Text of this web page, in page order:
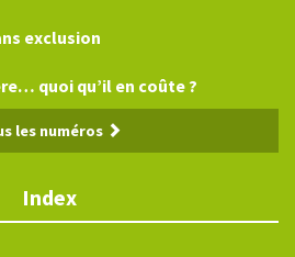
exclusion
quoi qu’il en coûte ?
les numéros
Index